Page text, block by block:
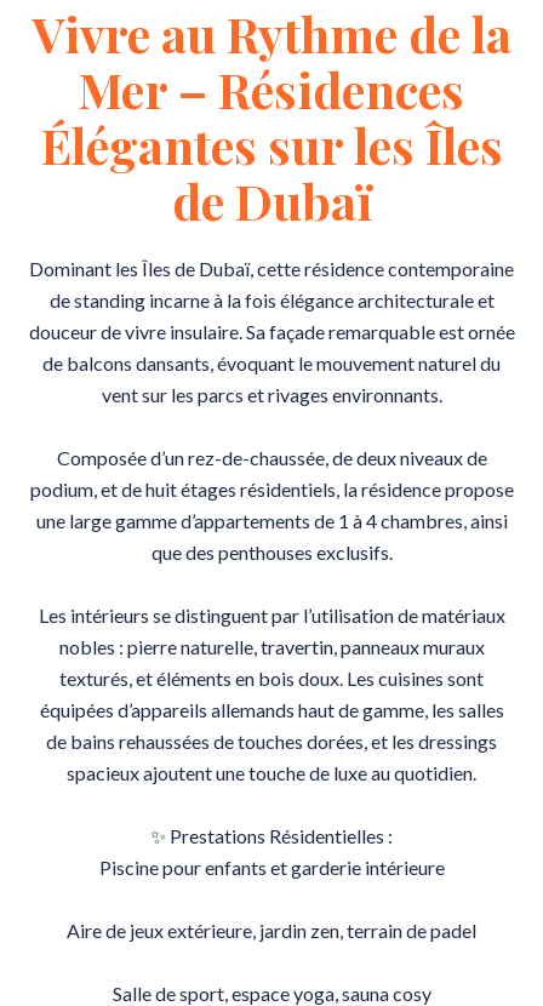
Vivre au Rythme de la
Mer – Résidences
Élégantes sur les Îles
de Dubaï
Dominant les Îles de Dubaï, cette résidence contemporaine
de standing incarne à la fois élégance architecturale et
douceur de vivre insulaire. Sa façade remarquable est ornée
de balcons dansants, évoquant le mouvement naturel du
vent sur les parcs et rivages environnants.
Composée d’un rez-de-chaussée, de deux niveaux de
podium, et de huit étages résidentiels, la résidence propose
une large gamme d’appartements de 1 à 4 chambres, ainsi
que des penthouses exclusifs.
Les intérieurs se distinguent par l’utilisation de matériaux
nobles : pierre naturelle, travertin, panneaux muraux
texturés, et éléments en bois doux. Les cuisines sont
équipées d’appareils allemands haut de gamme, les salles
de bains rehaussées de touches dorées, et les dressings
spacieux ajoutent une touche de luxe au quotidien.
✨ Prestations Résidentielles :
Piscine pour enfants et garderie intérieure
Aire de jeux extérieure, jardin zen, terrain de padel
Salle de sport, espace yoga, sauna cosy